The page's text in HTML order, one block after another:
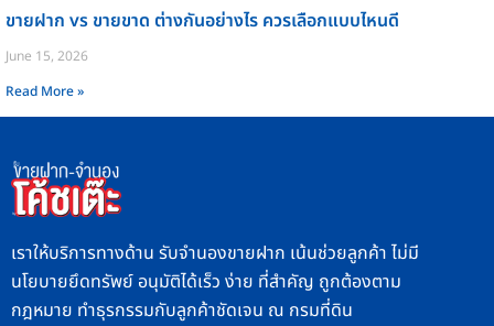
ขายฝาก vs ขายขาด ต่างกันอย่างไร ควรเลือกแบบไหนดี
June 15, 2026
Read More »
เราให้บริการทางด้าน รับจำนองขายฝาก เน้นช่วยลูกค้า ไม่มี
นโยบายยึดทรัพย์ อนุมัติได้เร็ว ง่าย ที่สำคัญ ถูกต้องตาม
กฎหมาย ทำธุรกรรมกับลูกค้าชัดเจน ณ กรมที่ดิน